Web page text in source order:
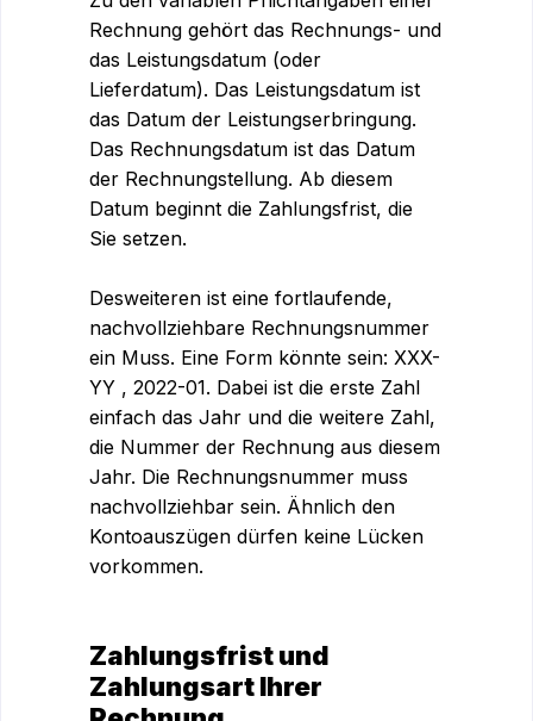
Rechnung gehört das Rechnungs- und
das Leistungsdatum (oder
Lieferdatum). Das Leistungsdatum ist
das Datum der Leistungserbringung.
Das Rechnungsdatum ist das Datum
der Rechnungstellung. Ab diesem
Datum beginnt die Zahlungsfrist, die
Sie setzen.
Desweiteren ist eine fortlaufende,
nachvollziehbare Rechnungsnummer
ein Muss. Eine Form könnte sein: XXX-
YY , 2022-01. Dabei ist die erste Zahl
einfach das Jahr und die weitere Zahl,
die Nummer der Rechnung aus diesem
Jahr. Die Rechnungsnummer muss
nachvollziehbar sein. Ähnlich den
Kontoauszügen dürfen keine Lücken
vorkommen.
Zahlungsfrist und
Zahlungsart Ihrer